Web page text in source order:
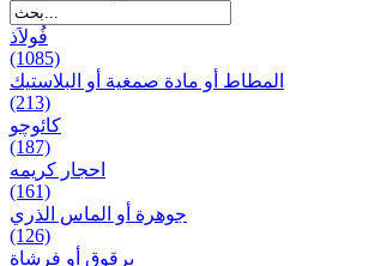
فُولاَذ
(1085)
المطاط أو مادة صمغية أو البلاستيك
(213)
کائوچو
(187)
احجار کریمه
(161)
جوهرة أو الماس الذري
(126)
برقوق أو فرشاة